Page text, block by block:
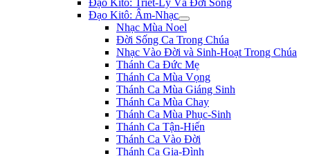
Đạo Kitô: Triết-Lý Và Đời Sống
Đạo Kitô: Âm-Nhạc
Nhạc Mùa Noel
Đời Sống Ca Trong Chúa
Nhạc Vào Đời và Sinh-Hoạt Trong Chúa
Thánh Ca Đức Mẹ
Thánh Ca Mùa Vọng
Thánh Ca Mùa Giáng Sinh
Thánh Ca Mùa Chay
Thánh Ca Mùa Phục-Sinh
Thánh Ca Tận-Hiến
Thánh Ca Vào Đời
Thánh Ca Gia-Đình